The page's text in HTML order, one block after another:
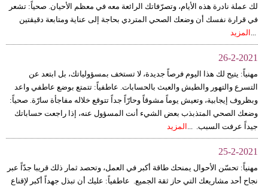
أزياء
إسلامية
وتكنولوجيا
بيئة
مدوَّنات
فيديو
لك عملة نادرة هذه الأيام، وتصرّفاتك الرائعة معه في معظم الأحيان. صحياً: تشعر
في قرارة نفسك أن وضعك الصحي المتردي بحاجة إلى عناية ومتابعة دقيقتين
... المزيد
26-2-2021
مهنياً: يتيح لك هذا اليوم فرصاً جديدة، لا تستخف بمسؤولياتك، بل ابتعد عن
التسرع والتهور والطيش والعبث بالحسابات. عاطفياً: تتمتع بوضع عاطفي واعد
وبظروف إيجابية، وتعيش يوماً مشوقاً وحارّاً جداً تتوقع خلاله مفاجأة سارّة. صحياً:
وضعك الصحي المتذبذب بعض الشيء أنت المسؤول عنه، إذا راجعت حساباتك
جيداً عرفت السبب. ... المزيد
25-2-2021
مهنياً: تحسّن الأحوال يمنحك طاقة أكبر في العمل، وتحصد ثمار ذلك قريبا جدّاً عبر
نجاح أحد مشاريعك التي حاز ثقة الجميع. عاطفياً: عليك أن تبذل جهداً أكبر لإقناع